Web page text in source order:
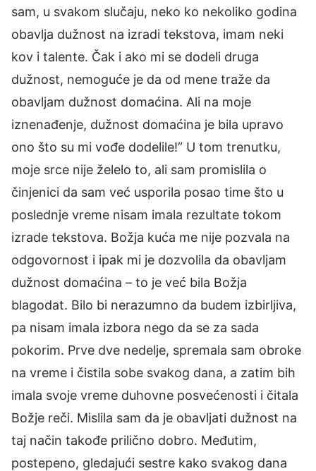
sam, u svakom slučaju, neko ko nekoliko godina
obavlja dužnost na izradi tekstova, imam neki
kov i talente. Čak i ako mi se dodeli druga
dužnost, nemoguće je da od mene traže da
obavljam dužnost domaćina. Ali na moje
iznenađenje, dužnost domaćina je bila upravo
ono što su mi vođe dodelile!” U tom trenutku,
moje srce nije želelo to, ali sam promislila o
činjenici da sam već usporila posao time što u
poslednje vreme nisam imala rezultate tokom
izrade tekstova. Božja kuća me nije pozvala na
odgovornost i ipak mi je dozvolila da obavljam
dužnost domaćina – to je već bila Božja
blagodat. Bilo bi nerazumno da budem izbirljiva,
pa nisam imala izbora nego da se za sada
pokorim. Prve dve nedelje, spremala sam obroke
na vreme i čistila sobe svakog dana, a zatim bih
imala svoje vreme duhovne posvećenosti i čitala
Božje reči. Mislila sam da je obavljati dužnost na
taj način takođe prilično dobro. Međutim,
postepeno, gledajući sestre kako svakog dana